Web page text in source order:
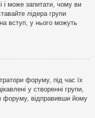
і може запитати, чому ви
лідера групи
вступ, у нього можуть
форуму, під час їх
у створенні групи,
форуму, відправивши йому